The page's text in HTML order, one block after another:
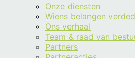
Onze diensten
Wiens belangen
Ons verhaal
Team & raad van
Partners